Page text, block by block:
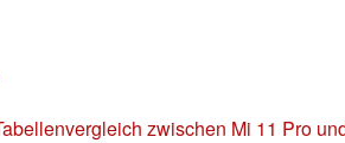
zwischen Mi 11 Pro